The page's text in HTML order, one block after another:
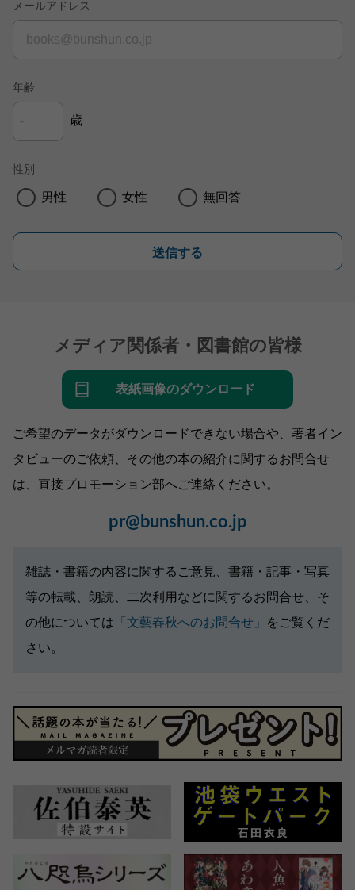
メールアドレス
年齢
歳
性別
男性 女性 無回答
送信する
メディア関係者・図書館の皆様
表紙画像のダウンロード
ご希望のデータがダウンロードできない場合や、著者イン
タビューのご依頼、その他の本の紹介に関するお問合せ
は、直接プロモーション部へご連絡ください。
pr@bunshun.co.jp
雑誌・書籍の内容に関するご意見、書籍・記事・写真
等の転載、朗読、二次利用などに関するお問合せ、そ
の他については 「文藝春秋へのお問合せ」
をご覧くだ
さい。